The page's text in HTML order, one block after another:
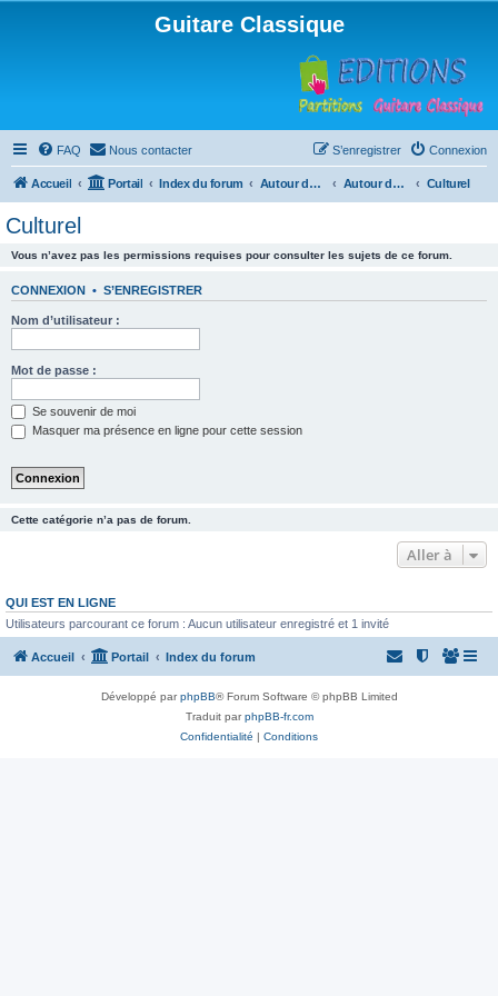
Guitare Classique
FAQ Nous contacter Connexion
S’enregistrer
Accueil Portail Index du forum Autour de la machine à café Autour de la machine à café Culturel
Culturel
Vous n’avez pas les permissions requises pour consulter les sujets de ce forum.
CONNEXION • S’ENREGISTRER
Nom d’utilisateur :
Mot de passe :
Se souvenir de moi
Masquer ma présence en ligne pour cette session
Cette catégorie n’a pas de forum.
Aller à
QUI EST EN LIGNE
Utilisateurs parcourant ce forum : Aucun utilisateur enregistré et 1 invité
Accueil Portail Index du forum
Développé parphpBB® Forum Software © phpBB Limited
Traduit parphpBB-fr.com
Confidentialité | Conditions